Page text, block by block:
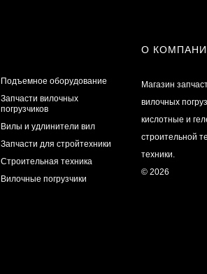
Подъемное оборудование
Запчасти вилочных
погрузчиков
Вилы и удлинители вил
Запчасти для стройтехники
Строительная техника
Вилочные погрузчики
О
Магазин
вилочных
кислотные и
строительной
техники.
© 2026